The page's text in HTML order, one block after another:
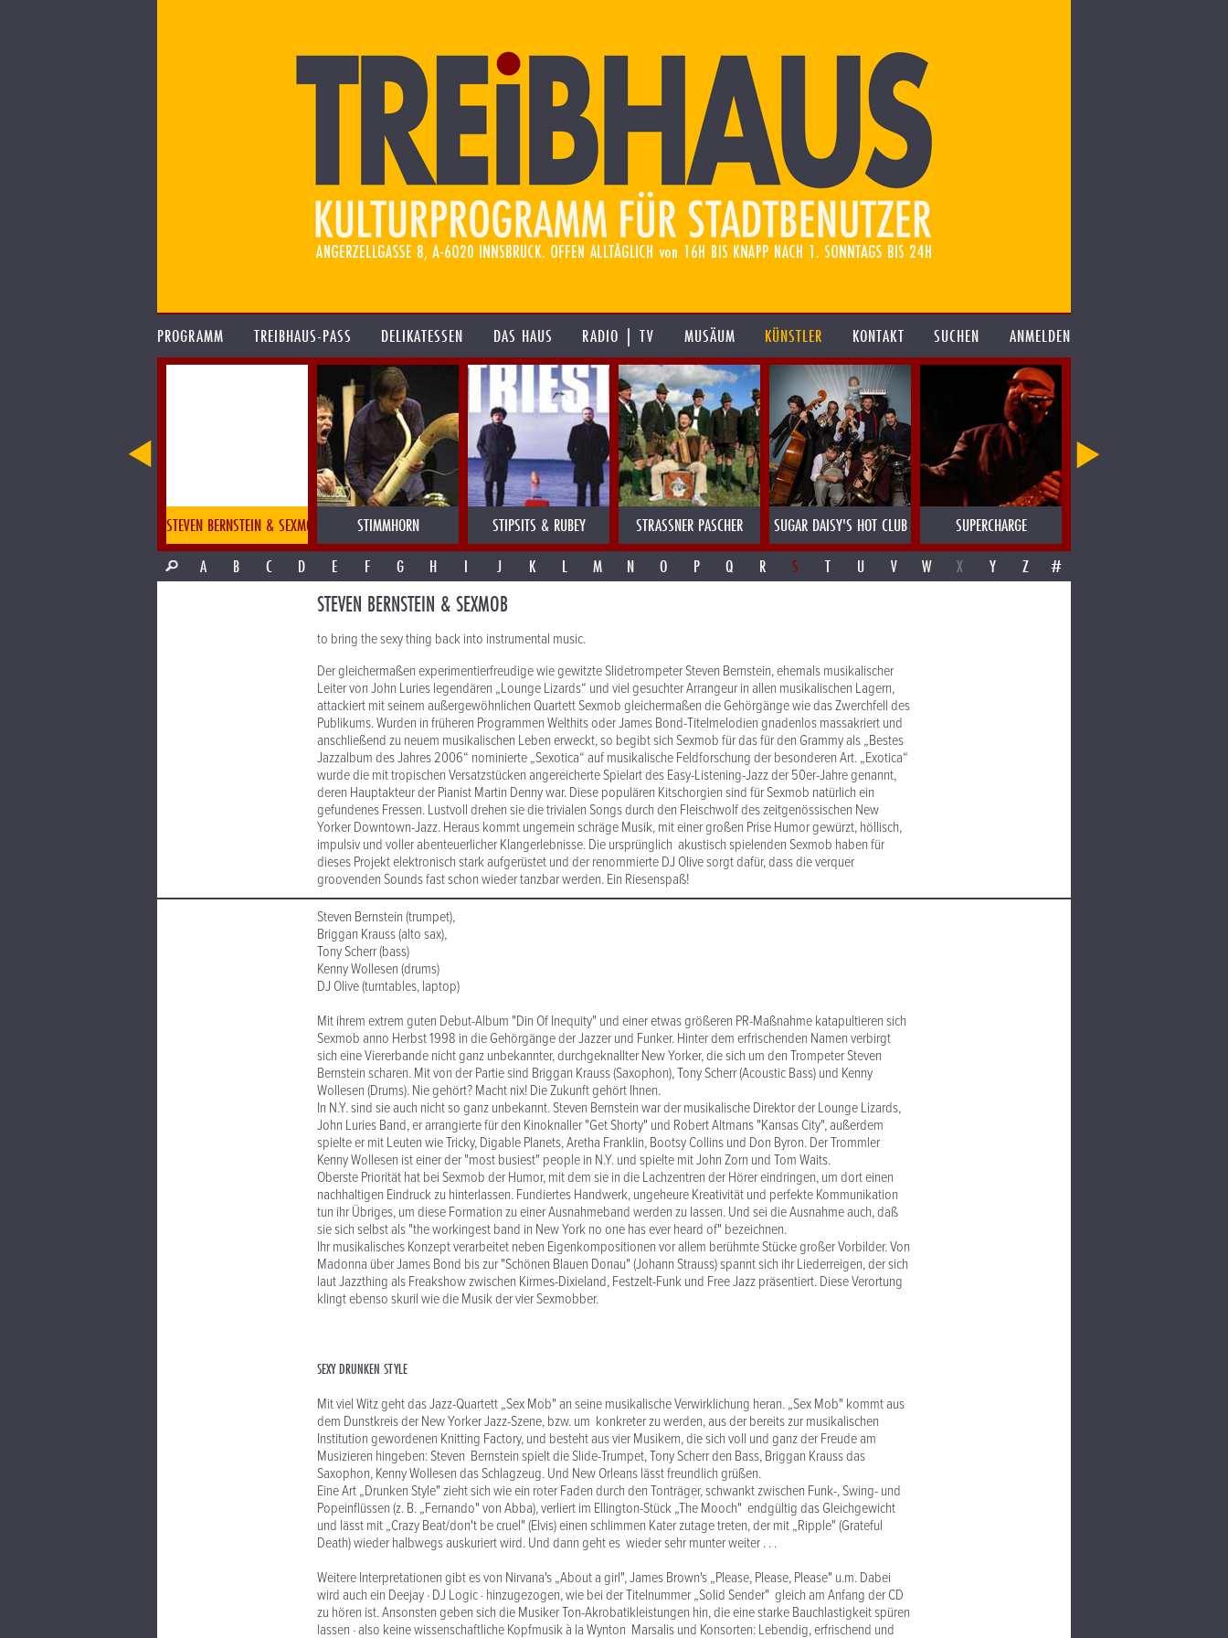
PROGRAMM TREIBHAUS-PASS DELIKATESSEN DAS HAUS RADIO | TV MUSÄUM KÜNSTLER KONTAKT SUCHEN ANMELDEN
STEVEN BERNSTEIN & SEXMOB STIMMHORN STIPSITS & RUBEY STRASSNER PASCHER SUGAR DAISY'S HOT CLUB SUPERCHARGE
A
B C D E F G H I J K L M N O P Q R S T U V W X Y Z #
STEVEN BERNSTEIN & SEXMOB
to bring the sexy thing back into instrumental music.
Der gleichermaßen experimentierfreudige wie gewitzte Slidetrompeter Steven Bernstein, ehemals musikalischer
Leiter von John Luries legendären „Lounge Lizards“ und viel gesuchter Arrangeur in allen musikalischen Lagern,
attackiert mit seinem außergewöhnlichen Quartett Sexmob gleichermaßen die Gehörgänge wie das Zwerchfell des
Publikums. Wurden in früheren Programmen Welthits oder James Bond-Titelmelodien gnadenlos massakriert und
anschließend zu neuem musikalischen Leben erweckt, so begibt sich Sexmob für das für den Grammy als „Bestes
Jazzalbum des Jahres 2006“ nominierte „Sexotica“ auf musikalische Feldforschung der besonderen Art. „Exotica“
wurde die mit tropischen Versatzstücken angereicherte Spielart des Easy-Listening-Jazz der 50er-Jahre genannt,
deren Hauptakteur der Pianist Martin Denny war. Diese populären Kitschorgien sind für Sexmob natürlich ein
gefundenes Fressen. Lustvoll drehen sie die trivialen Songs durch den Fleischwolf des zeitgenössischen New
Yorker Downtown-Jazz. Heraus kommt ungemein schräge Musik, mit einer großen Prise Humor gewürzt, höllisch,
impulsiv und voller abenteuerlicher Klangerlebnisse. Die ursprünglich akustisch spielenden Sexmob haben für
dieses Projekt elektronisch stark aufgerüstet und der renommierte DJ Olive sorgt dafür, dass die verquer
groovenden Sounds fast schon wieder tanzbar werden. Ein Riesenspaß!
Steven Bernstein (trumpet),
Briggan Krauss (alto sax),
Tony Scherr (bass)
Kenny Wollesen (drums)
DJ Olive (turntables, laptop)
Mit ihrem extrem guten Debut-Album "Din Of Inequity" und einer etwas größeren PR-Maßnahme katapultieren sich
Sexmob anno Herbst 1998 in die Gehörgänge der Jazzer und Funker. Hinter dem erfrischenden Namen verbirgt
sich eine Viererbande nicht ganz unbekannter, durchgeknallter New Yorker, die sich um den Trompeter Steven
Bernstein scharen. Mit von der Partie sind Briggan Krauss (Saxophon), Tony Scherr (Acoustic Bass) und Kenny
Wollesen (Drums). Nie gehört? Macht nix! Die Zukunft gehört Ihnen.
In N.Y. sind sie auch nicht so ganz unbekannt. Steven Bernstein war der musikalische Direktor der Lounge Lizards,
John Luries Band, er arrangierte für den Kinoknaller "Get Shorty" und Robert Altmans "Kansas City", außerdem
spielte er mit Leuten wie Tricky, Digable Planets, Aretha Franklin, Bootsy Collins und Don Byron. Der Trommler
Kenny Wollesen ist einer der "most busiest" people in N.Y. und spielte mit John Zorn und Tom Waits.
Oberste Priorität hat bei Sexmob der Humor, mit dem sie in die Lachzentren der Hörer eindringen, um dort einen
nachhaltigen Eindruck zu hinterlassen. Fundiertes Handwerk, ungeheure Kreativität und perfekte Kommunikation
tun ihr Übriges, um diese Formation zu einer Ausnahmeband werden zu lassen. Und sei die Ausnahme auch, daß
sie sich selbst als "the workingest band in New York no one has ever heard of" bezeichnen.
Ihr musikalisches Konzept verarbeitet neben Eigenkompositionen vor allem berühmte Stücke großer Vorbilder. Von
Madonna über James Bond bis zur "Schönen Blauen Donau" (Johann Strauss) spannt sich ihr Liederreigen, der sich
laut Jazzthing als Freakshow zwischen Kirmes-Dixieland, Festzelt-Funk und Free Jazz präsentiert. Diese Verortung
klingt ebenso skuril wie die Musik der vier Sexmobber.
SEXY DRUNKEN STYLE
Mit viel Witz geht das Jazz-Quartett „Sex Mob" an seine musikalische Verwirklichung heran. „Sex Mob" kommt aus
dem Dunstkreis der New Yorker Jazz-Szene, bzw. um konkreter zu werden, aus der bereits zur musikalischen
Institution gewordenen Knitting Factory, und besteht aus vier Musikern, die sich voll und ganz der Freude am
Musizieren hingeben: Steven Bernstein spielt die Slide-Trumpet, Tony Scherr den Bass, Briggan Krauss das
Saxophon, Kenny Wollesen das Schlagzeug. Und New Orleans lässt freundlich grüßen.
Eine Art „Drunken Style" zieht sich wie ein roter Faden durch den Tonträger, schwankt zwischen Funk-, Swing- und
Popeinflüssen (z. B. „Fernando" von Abba), verliert im Ellington-Stück „The Mooch" endgültig das Gleichgewicht
und lässt mit „Crazy Beat/don't be cruel" (Elvis) einen schlimmen Kater zutage treten, der mit „Ripple" (Grateful
Death) wieder halbwegs auskuriert wird. Und dann geht es wieder sehr munter weiter . . .
Weitere Interpretationen gibt es von Nirvana's „About a girl", James Brown's „Please, Please, Please" u.m. Dabei
wird auch ein Deejay · DJ Logic · hinzugezogen, wie bei der Titelnummer „Solid Sender" gleich am Anfang der CD
zu hören ist. Ansonsten geben sich die Musiker Ton-Akrobatikleistungen hin, die eine starke Bauchlastigkeit spüren
lassen · also keine wissenschaftliche Kopfmusik à la Wynton Marsalis und Konsorten: Lebendig, erfrischend und